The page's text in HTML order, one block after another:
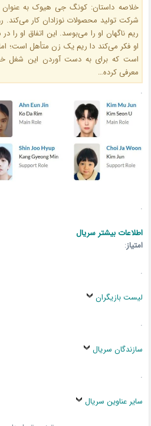
شرکت تولید محصولات نوزادان کار
ریم ناگهان او را می‌بوسد. این اتفاق او را
او فکر می‌کند دا ریم یک زن متأهل است؛
است که برای به دست آوردن این شغل
معرفی کرده…
.
.
اطلاعات بیشتر سریال
امتیاز:
.
لیست بازیگران
.
سازندگان سریال
.
سایر عناوین سریال